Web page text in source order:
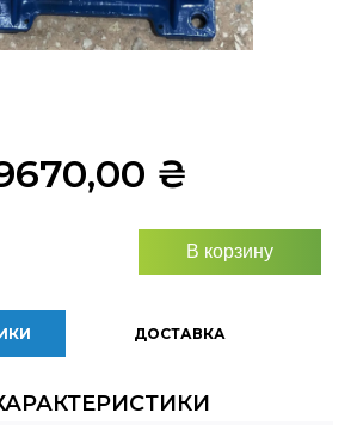
₴
В корзину
ДОСТАВКА